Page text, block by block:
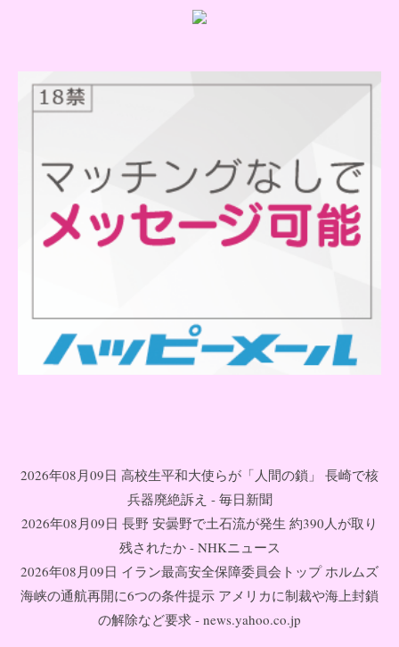
2026年08月09日 高校生平和大使らが「人間の鎖」 長崎で核
兵器廃絶訴え - 毎日新聞
2026年08月09日 長野 安曇野で土石流が発生 約390人が取り
残されたか - NHKニュース
2026年08月09日 イラン最高安全保障委員会トップ ホルムズ
海峡の通航再開に6つの条件提示 アメリカに制裁や海上封鎖
の解除など要求 - news.yahoo.co.jp